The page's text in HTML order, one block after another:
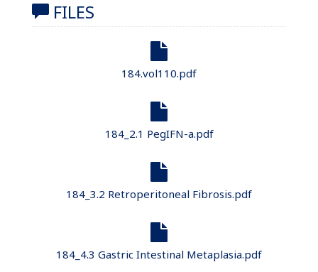
FILES
184.vol110.pdf
184_2.1 PegIFN-a.pdf
184_3.2 Retroperitoneal Fibrosis.pdf
184_4.3 Gastric Intestinal Metaplasia.pdf